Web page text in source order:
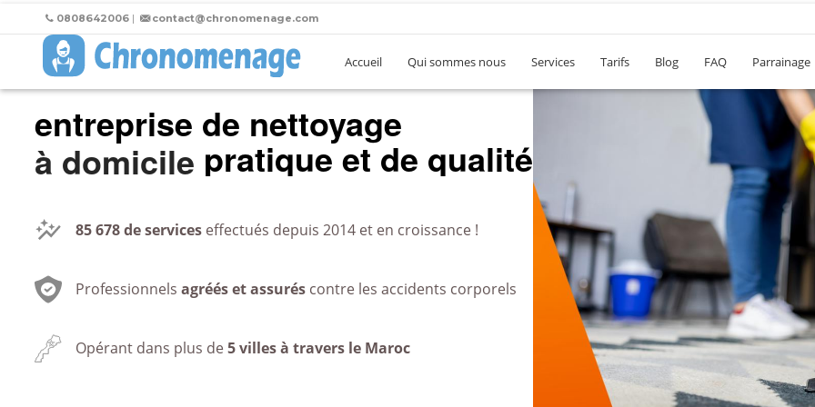
0808642006 | contact@chronomenage.com
Accueil Qui sommes nous Services Tarifs Blog FAQ Parrainage
entreprise de nettoyage
au bureaupratique et de qualité
85 678de services effectués depuis 2014 et en croissance !
Professionnels agréés et assurés contre les accidents corporels
Opérant dans plus de5 villes à travers le Maroc